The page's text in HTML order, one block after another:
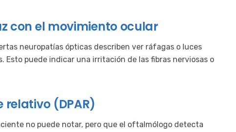
con el movimiento ocular
neuropatías ópticas describen ver ráfagas o luces
Esto puede indicar una irritación de las fibras nerviosas o
(DPAR)
no puede notar, pero que el oftalmólogo detecta